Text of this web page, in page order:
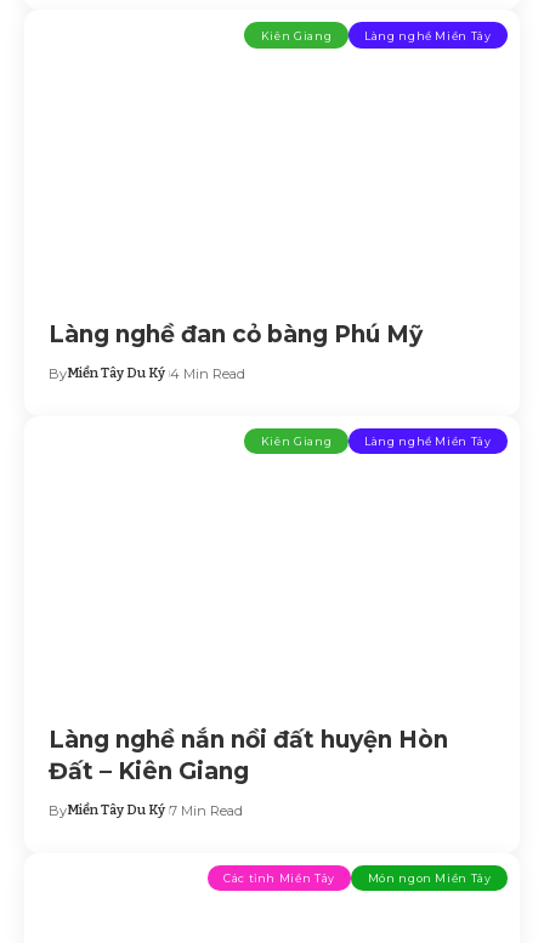
Kiên Giang Làng nghề Miền Tây
Làng nghề đan cỏ bàng Phú Mỹ
ByMiền Tây Du Ký 4 Min Read
Kiên Giang Làng nghề Miền Tây
Làng nghề nắn nồi đất huyện Hòn
Đất – Kiên Giang
ByMiền Tây Du Ký 7 Min Read
Các tỉnh Miền Tây Món ngon Miền Tây